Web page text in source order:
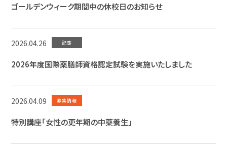
ゴールデンウィーク期間中の休校日のお知らせ
2026.04.26 記事
2026年度国際薬膳師資格認定試験を実施いたしました
2026.04.09 募集情報
特別講座「女性の更年期の中薬養生」